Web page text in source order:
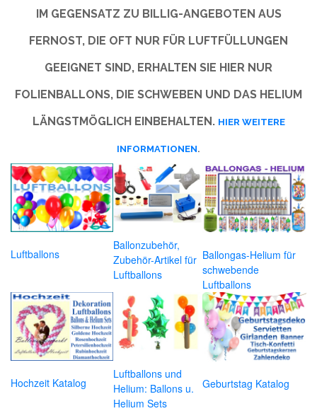
IM GEGENSATZ ZU BILLIG-ANGEBOTEN AUS
FERNOST, DIE OFT NUR FÜR LUFTFÜLLUNGEN
GEEIGNET SIND, ERHALTEN SIE HIER NUR
FOLIENBALLONS, DIE SCHWEBEN UND DAS HELIUM
LÄNGSTMÖGLICH EINBEHALTEN. HIER WEITERE
INFORMATIONEN.
Luftballons
Ballonzubehör,
Zubehör-Artikel für
Luftballons
Ballongas-Helium für
schwebende
Luftballons
Hochzeit Katalog
Luftballons und
Helium: Ballons u.
Helium Sets
Geburtstag Katalog